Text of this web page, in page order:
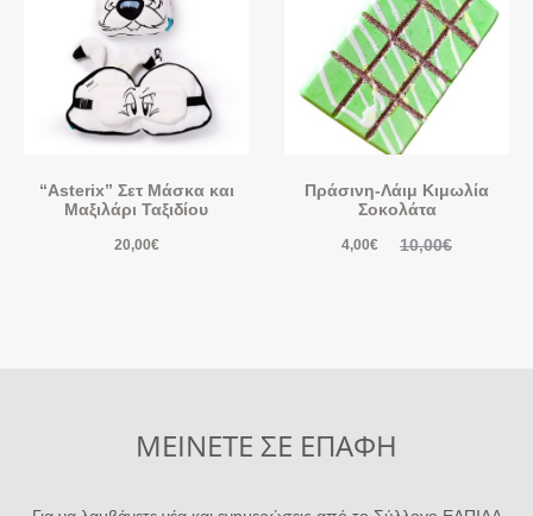
“Asterix” Σετ Μάσκα και
Μαξιλάρι Ταξιδίου
20,00€
Πράσινη-Λάιμ Κιμωλία
Σοκολάτα
10,00€
4,00€
ΜΕΙΝΕΤΕ ΣΕ ΕΠΑΦΗ